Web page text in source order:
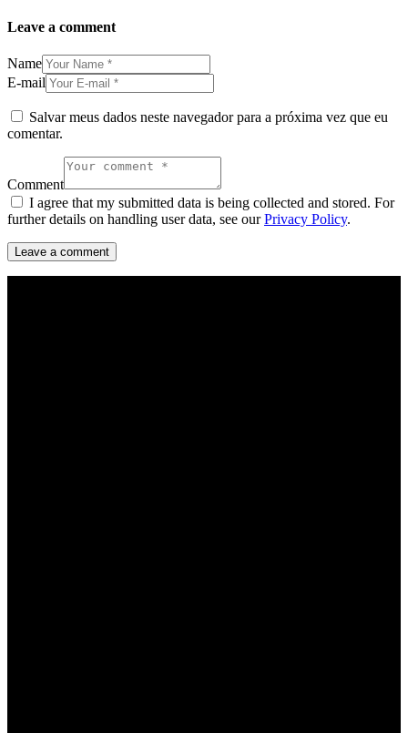
Leave a comment
Name
E-mail
Salvar meus dados neste navegador para a próxima vez que eu
comentar.
Comment
I agree that my submitted data is being collected and stored. For
further details on handling user data, see ourPrivacy Policy.